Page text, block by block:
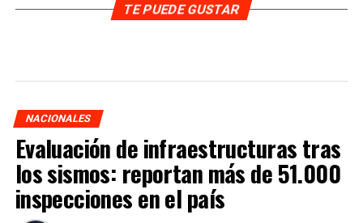
TE PUEDE GUSTAR
NACIONALES
Evaluación de infraestructuras tras
los sismos: reportan más de 51.000
inspecciones en el país